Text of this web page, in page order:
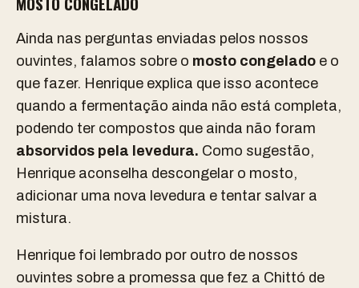
Ainda nas perguntas enviadas pelos nossos
ouvintes, falamos sobre o mosto congelado e o
que fazer. Henrique explica que isso acontece
quando a fermentação ainda não está completa,
podendo ter compostos que ainda não foram
absorvidos pela levedura. Como sugestão,
Henrique aconselha descongelar o mosto,
adicionar uma nova levedura e tentar salvar a
mistura.
Henrique foi lembrado por outro de nossos
ouvintes sobre a promessa que fez a Chittó de